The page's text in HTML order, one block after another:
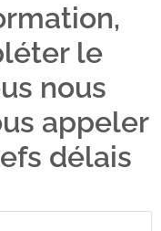
le
nous
appeler
délais